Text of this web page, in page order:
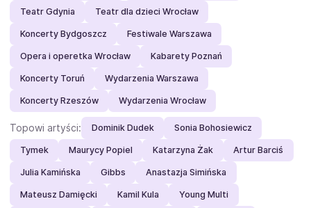
Teatr Gdynia Teatr dla dzieci Wrocław
Koncerty Bydgoszcz Festiwale Warszawa
Opera i operetka Wrocław Kabarety Poznań
Koncerty Toruń Wydarzenia Warszawa
Koncerty Rzeszów Wydarzenia Wrocław
Topowi artyści: Dominik Dudek Sonia Bohosiewicz
Tymek Maurycy Popiel Katarzyna Żak Artur Barciś
Julia Kamińska Gibbs Anastazja Simińska
Mateusz Damięcki Kamil Kula Young Multi